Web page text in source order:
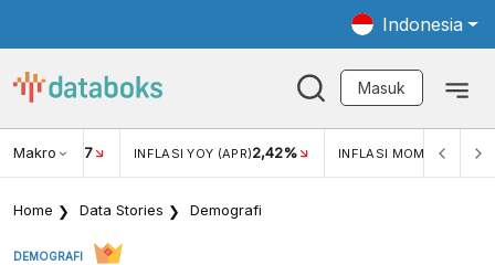
Indonesia
Masuk
Makro
USD/IDR 17 INFLASI YOY (APR)2,42% INFLASI MOM (MAR)
Home Data Stories Demografi
DEMOGRAFI